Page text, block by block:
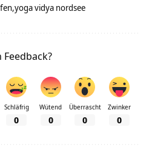
yoga vidya nordsee
Feedback?
Schläfrig
0
Wütend
0
Überrascht
0
Zwinker
0